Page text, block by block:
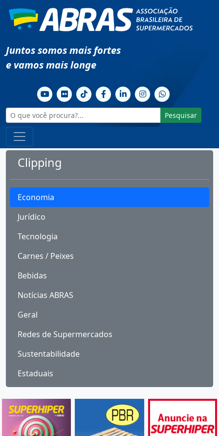
Juntos somos mais fortes
e vamos mais longe
Pesquisar
Clipping
Economia
Jurídico
Tecnologia
Carnes / Peixes
Bebidas
Notícias ABRAS
Geral
Redes de Supermercados
Sustentabilidade
Estaduais